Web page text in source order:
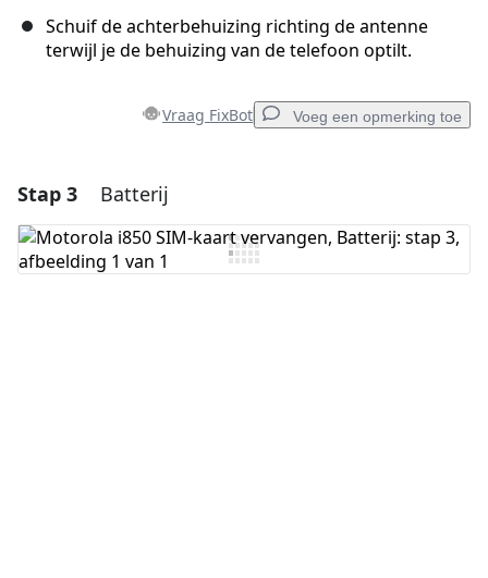
Schuif de achterbehuizing richting de antenne
terwijl je de behuizing van de telefoon optilt.
Vraag FixBot Voeg een opmerking toe
Voeg opmerking toe
Stap 3 Batterij